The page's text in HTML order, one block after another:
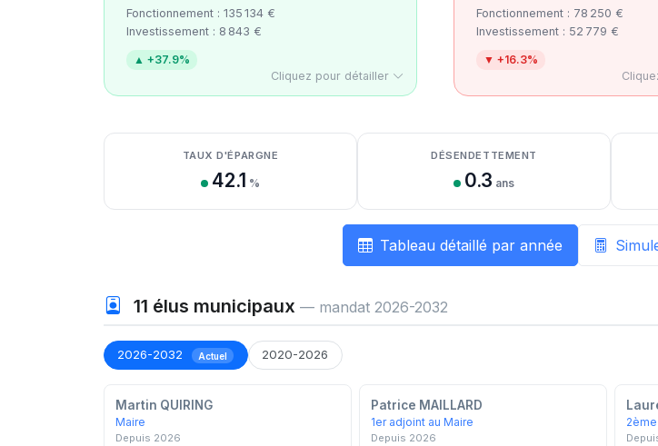
Fonctionnement : 135 134 €
Investissement : 8 843 €
▲ +37.9%
Cliquez pour détailler
Fonctionnement : 78 250 €
Investissement : 52 779 €
▼ +16.3%
Détail des recettes
Détail des dépenses
Détail de la trésorerie
TAUX D'ÉPARGNE
42.1 %
DÉSENDETTEMENT
0.3 ans
Tableau détaillé par année
11 élus municipaux — mandat 2026-2032
2026-2032 Actuel 2020-2026
Martin QUIRING
Maire
Depuis 2026
Patrice MAILLARD
1er adjoint au Maire
Depuis 2026